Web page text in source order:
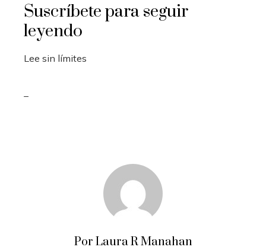
Suscríbete para seguir
leyendo
Lee sin límites
Por Laura R Manahan